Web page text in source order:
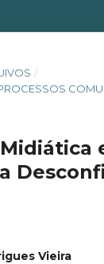
/
Vieira